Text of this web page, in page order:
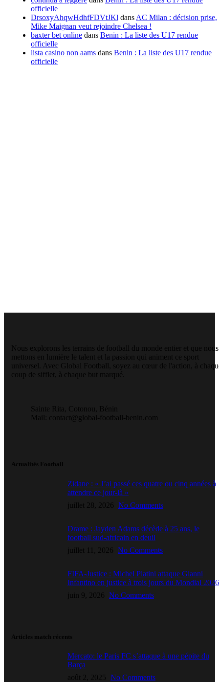
officielle
DrsoxyAhqwHdhfFDVtJKl dans AC Milan : décision prise,
Mike Maignan veut rejoindre Chelsea !
baxter bet online dans Benin : La liste des U17 rendue
officielle
lista casino non aams dans Benin : La liste des U17 rendue
officielle
Nous explorons les terrains de football du monde entier et que nous
mettons en lumière le talent et la passion qui animent ce sport
universel. Avec Global Football, soyez au cœur de l'action, à
coup de sifflet, à chaque but marqué.
Sainte Rita, Cotonou, Bénin
Mail: contact@global-football-benin.com
Actualités Football
Zidane : « J’ai passé ces quatre ou cinq années à
attendre ce jour-là »
juillet 28, 2026 No Comments
Drame : Jayden Adams décède à 25 ans, le
football sud-africain en deuil
juillet 11, 2026 No Comments
FIFA-Justice : Michel Platini attaque Gianni
Infantino en justice à trois jours du Mondial 2026
juin 9, 2026 No Comments
Articles match récents
Mercato: le Paris FC s’attaque à une pépite du
Barça
août 2, 2025 No Comments